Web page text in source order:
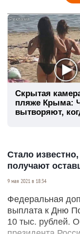
Скрытая
пляже Крыма:
вытворяют,
Стало
получают
9 мая 2021 в 18:34
Федеральная
выплата к Дню
10 тыс. рублей.